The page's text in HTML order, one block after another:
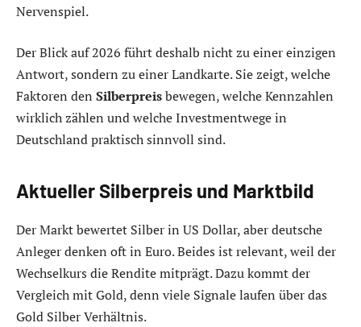
Nervenspiel.
Der Blick auf 2026 führt deshalb nicht zu einer einzigen
Antwort, sondern zu einer Landkarte. Sie zeigt, welche
Faktoren den Silberpreisbewegen, welche Kennzahlen
wirklich zählen und welche Investmentwege in
Deutschland praktisch sinnvoll sind.
Aktueller Silberpreis und Marktbild
Der Markt bewertet Silber in US Dollar, aber deutsche
Anleger denken oft in Euro. Beides ist relevant, weil der
Wechselkurs die Rendite mitprägt. Dazu kommt der
Vergleich mit Gold, denn viele Signale laufen über das
Gold Silber Verhältnis.